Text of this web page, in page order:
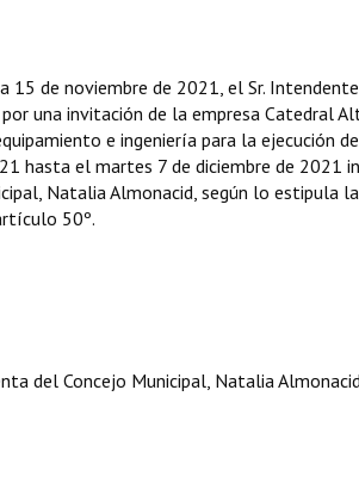
15 de noviembre de 2021, el Sr.
una invitación de la empresa Catedral
e ingeniería para la ejecución
hasta el martes 7 de diciembre de 2021
Natalia Almonacid, según lo estipula
50º.
del Concejo Municipal, Natalia